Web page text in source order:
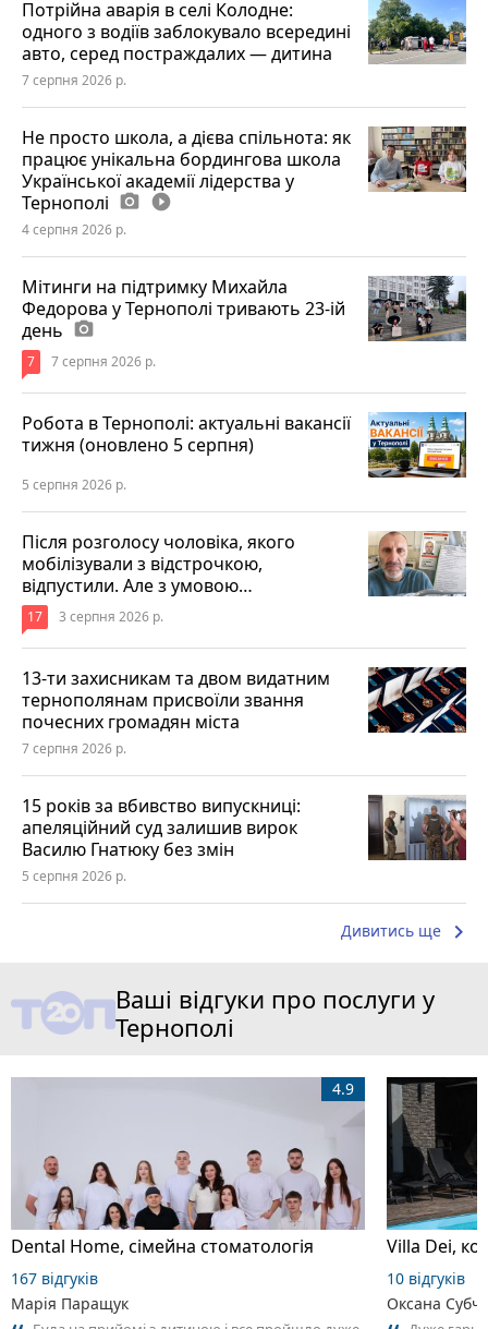
Потрійна аварія в селі Колодне:
одного з водіїв заблокувало всередині
авто, серед постраждалих — дитина
7 серпня 2026 р.
Не просто школа, а дієва спільнота: як
працює унікальна бордингова школа
Української академії лідерства у
Тернополі photo_camera play_circle_filled
4 серпня 2026 р.
Мітинги на підтримку Михайла
Федорова у Тернополі тривають 23-ій
день photo_camera
7 7 серпня 2026 р.
Робота в Тернополі: актуальні вакансії
тижня (оновлено 5 серпня)
5 серпня 2026 р.
Після розголосу чоловіка, якого
мобілізували з відстрочкою,
відпустили. Але з умовою…
17 3 серпня 2026 р.
13-ти захисникам та двом видатним
тернополянам присвоїли звання
почесних громадян міста
7 серпня 2026 р.
15 років за вбивство випускниці:
апеляційний суд залишив вирок
Василю Гнатюку без змін
5 серпня 2026 р.
Дивитись ще keyboard_arrow_right
Ваші відгуки про послуги у
Тернополі
Dental Home, сімейна стоматологія
4.9
167 відгуків
Марія Паращук
Villa Dei,
10 відгуків
Оксана